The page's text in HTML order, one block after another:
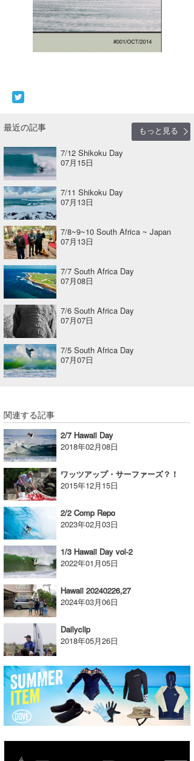
最近の記事
もっと見る
7/12 Shikoku Day
07月15日
7/11 Shikoku Day
07月13日
7/8~9~10 South Africa ~ Japan
07月13日
7/7 South Africa Day
07月08日
7/6 South Africa Day
07月07日
7/5 South Africa Day
07月07日
関連する記事
2/7 Hawaii Day
2018年02月08日
ワッツアップ・サーファーズ？！
2015年12月15日
2/2 Comp Repo
2023年02月03日
1/3 Hawaii Day vol-2
2022年01月05日
Hawaii 20240226,27
2024年03月06日
Dailyclip
2018年05月26日